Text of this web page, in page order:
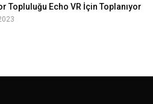
Topluluğu Echo VR İçin Toplanıyor